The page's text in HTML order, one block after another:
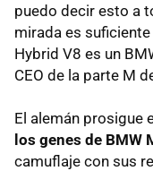
puedo decir esto a
mirada es
Hybrid V8 es un
CEO de la parte M
El alemán prosigue
los genes de BMW
camuflaje con sus